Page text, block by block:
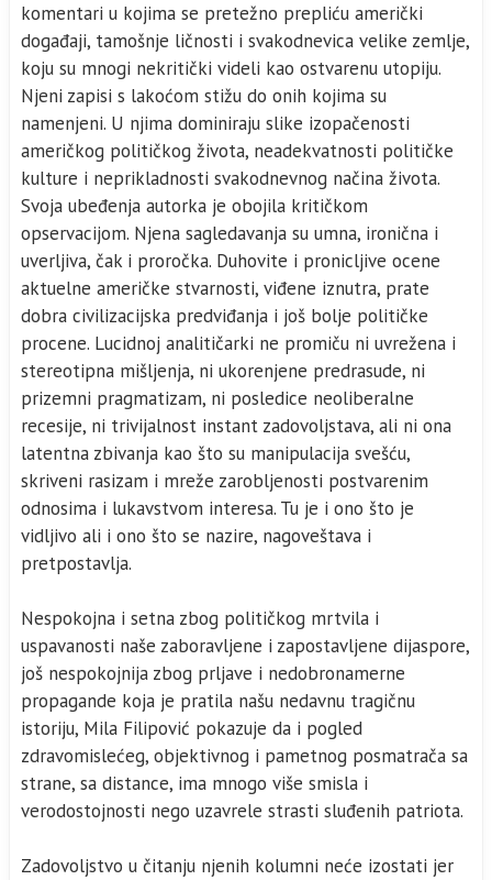
komentari u kojima se pretežno prepliću američki
događaji, tamošnje ličnosti i svakodnevica velike zemlje,
koju su mnogi nekritički videli kao ostvarenu utopiju.
Njeni zapisi s lakoćom stižu do onih kojima su
namenjeni. U njima dominiraju slike izopačenosti
američkog političkog života, neadekvatnosti političke
kulture i neprikladnosti svakodnevnog načina života.
Svoja ubeđenja autorka je obojila kritičkom
opservacijom. Njena sagledavanja su umna, ironična i
uverljiva, čak i proročka. Duhovite i pronicljive ocene
aktuelne američke stvarnosti, viđene iznutra, prate
dobra civilizacijska predviđanja i još bolje političke
procene. Lucidnoj analitičarki ne promiču ni uvrežena i
stereotipna mišljenja, ni ukorenjene predrasude, ni
prizemni pragmatizam, ni posledice neoliberalne
recesije, ni trivijalnost instant zadovoljstava, ali ni ona
latentna zbivanja kao što su manipulacija svešću,
skriveni rasizam i mreže zarobljenosti postvarenim
odnosima i lukavstvom interesa. Tu je i ono što je
vidljivo ali i ono što se nazire, nagoveštava i
pretpostavlja.
Nespokojna i setna zbog političkog mrtvila i
uspavanosti naše zaboravljene i zapostavljene dijaspore,
još nespokojnija zbog prljave i nedobronamerne
propagande koja je pratila našu nedavnu tragičnu
istoriju, Mila Filipović pokazuje da i pogled
zdravomislećeg, objektivnog i pametnog posmatrača sa
strane, sa distance, ima mnogo više smisla i
verodostojnosti nego uzavrele strasti sluđenih patriota.
Zadovoljstvo u čitanju njenih kolumni neće izostati jer